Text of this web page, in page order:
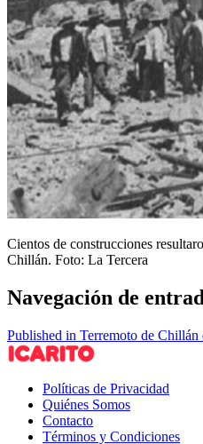
Cientos de construcciones
Chillán. Foto: La Tercera
Navegación de
Published in Terremoto de Chillán
Políticas de Privacidad
Quiénes Somos
Contacto
Términos y Condiciones